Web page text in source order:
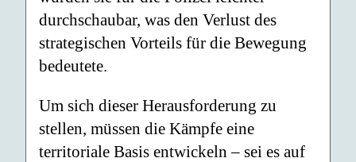
durchschaubar, was den Verlust des
strategischen Vorteils für die Bewegung
bedeutete.
Um sich dieser Herausforderung zu
stellen, müssen die Kämpfe eine
territoriale Basis entwickeln – sei es auf